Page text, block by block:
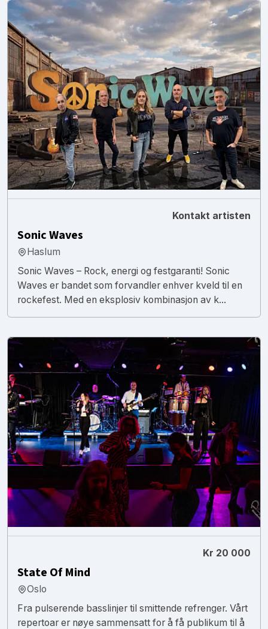
Kontakt artisten
Sonic Waves
Haslum
Sonic Waves – Rock, energi og festgaranti! Sonic
Waves er bandet som forvandler enhver kveld til en
rockefest. Med en eksplosiv kombinasjon av k...
Kr 20 000
State Of Mind
Oslo
Fra pulserende basslinjer til smittende refrenger. Vårt
repertoar er nøye sammensatt for å få publikum til å